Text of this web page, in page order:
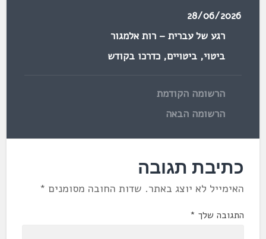
28/06/2026
רגע של עברית – רות אלמגור
ביטוי,ביטויים,כדרכו בקודש
הרשומה הקודמת
הרשומה הבאה
כתיבת תגובה
האימייל לא יוצג באתר. שדות החובה מסומנים *
התגובה שלך *